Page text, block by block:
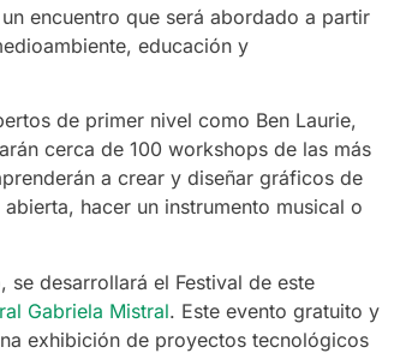
encuentro que será abordado a partir
educación y
de primer nivel como Ben Laurie,
cerca de 100 workshops de las más
a crear y diseñar gráficos de
hacer un instrumento musical o
desarrollará el Festival de este
Gabriela Mistral. Este evento gratuito y
exhibición de proyectos tecnológicos